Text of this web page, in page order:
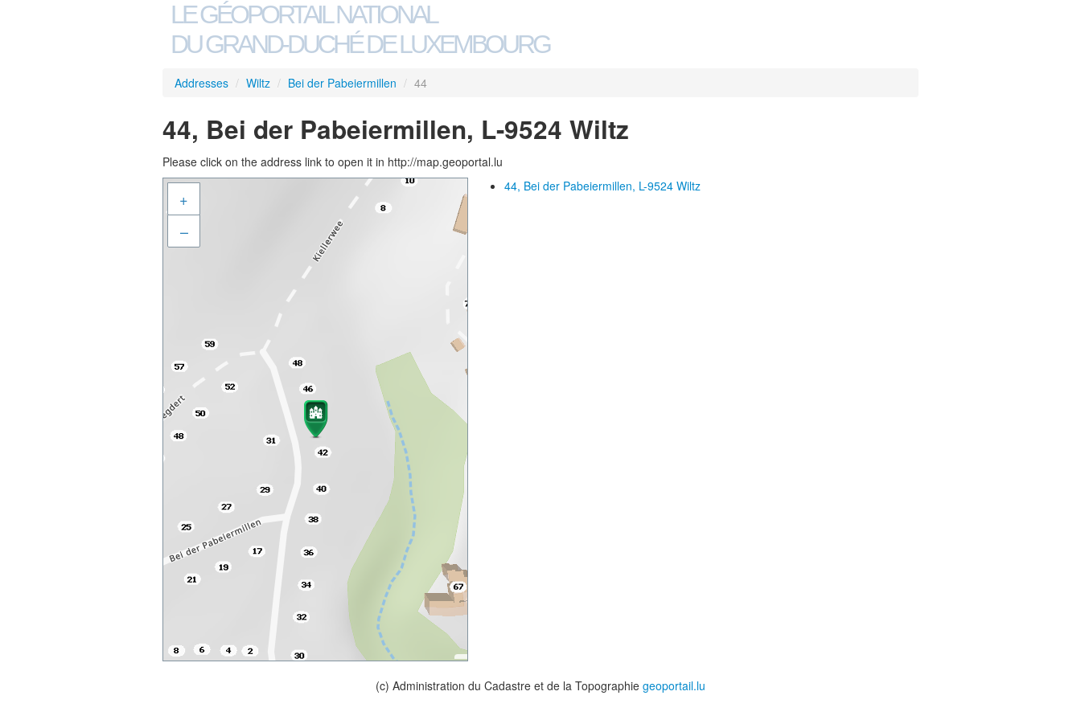
LE GÉOPORTAIL NATIONAL
DU GRAND-DUCHÉ DE LUXEMBOURG
Addresses / Wiltz / Bei der Pabeiermillen / 44
44, Bei der Pabeiermillen, L-9524 Wiltz
Please click on the address link to open it in http://map.geoportal.lu
+
–
44, Bei der Pabeiermillen, L-9524 Wiltz
(c) Administration du Cadastre et de la Topographie geoportail.lu